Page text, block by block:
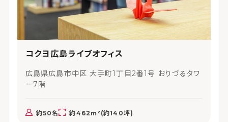
コクヨ広島ライブオフィス
広島県広島市中区 大手町1丁目2番1号 おりづるタワ
ー7階
約50名 約462m²(約140坪)